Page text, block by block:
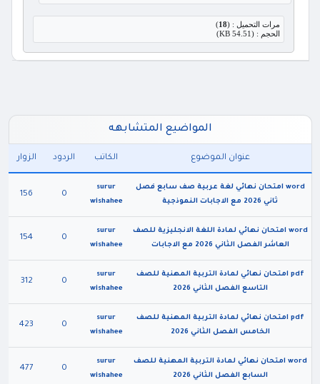
مرات التحميل : (18
)
الحجم : (54.51 KB)
المواضيع المتشابهه
عنوان الموضوع الكاتب الردود الزوار
word امتحان نهائي لغة عربية صف سابع فصل
ثاني 2026 مع الاجابات النموذجية
surur
wishahee
0
156
word امتحان نهائي لمادة اللغة الانجليزية للصف
العاشر الفصل الثاني 2026 مع الاجابات
surur
wishahee
0
154
pdf امتحان نهائي لمادة التربية المهنية للصف
التاسع الفصل الثاني 2026
surur
wishahee
0
312
pdf امتحان نهائي لمادة التربية المهنية للصف
الخامس الفصل الثاني 2026
surur
wishahee
0
423
word امتحان نهائي لمادة التربية المهنية للصف
السابع الفصل الثاني 2026
surur
wishahee
0
477